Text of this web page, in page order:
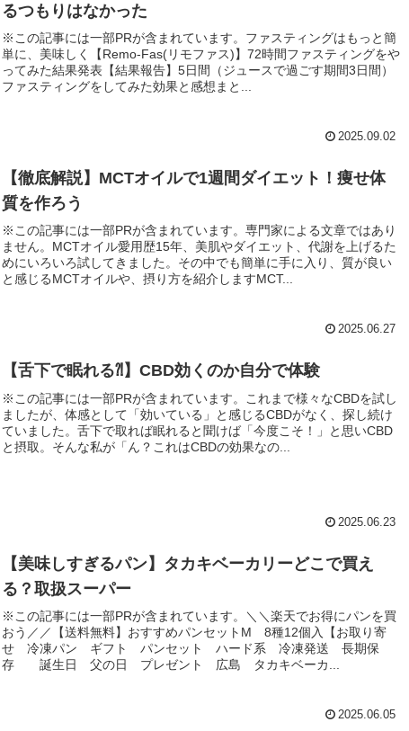
るつもりはなかった
※この記事には一部PRが含まれています。ファスティングはもっと簡
単に、美味しく【Remo-Fas(リモファス)】72時間ファスティングをや
ってみた結果発表【結果報告】5日間（ジュースで過ごす期間3日間）
ファスティングをしてみた効果と感想まと...
2025.09.02
【徹底解説】MCTオイルで1週間ダイエット！痩せ体
質を作ろう
※この記事には一部PRが含まれています。専門家による文章ではあり
ません。MCTオイル愛用歴15年、美肌やダイエット、代謝を上げるた
めにいろいろ試してきました。その中でも簡単に手に入り、質が良い
と感じるMCTオイルや、摂り方を紹介しますMCT...
2025.06.27
【舌下で眠れる⁈】CBD効くのか自分で体験
※この記事には一部PRが含まれています。これまで様々なCBDを試し
ましたが、体感として「効いている」と感じるCBDがなく、探し続け
ていました。舌下で取れば眠れると聞けば「今度こそ！」と思いCBD
と摂取。そんな私が「ん？これはCBDの効果なの...
2025.06.23
【美味しすぎるパン】タカキベーカリーどこで買え
る？取扱スーパー
※この記事には一部PRが含まれています。＼＼楽天でお得にパンを買
おう／／【送料無料】おすすめパンセットM 8種12個入【お取り寄
せ 冷凍パン ギフト パンセット ハード系 冷凍発送 長期保
存 誕生日 父の日 プレゼント 広島 タカキベーカ...
2025.06.05